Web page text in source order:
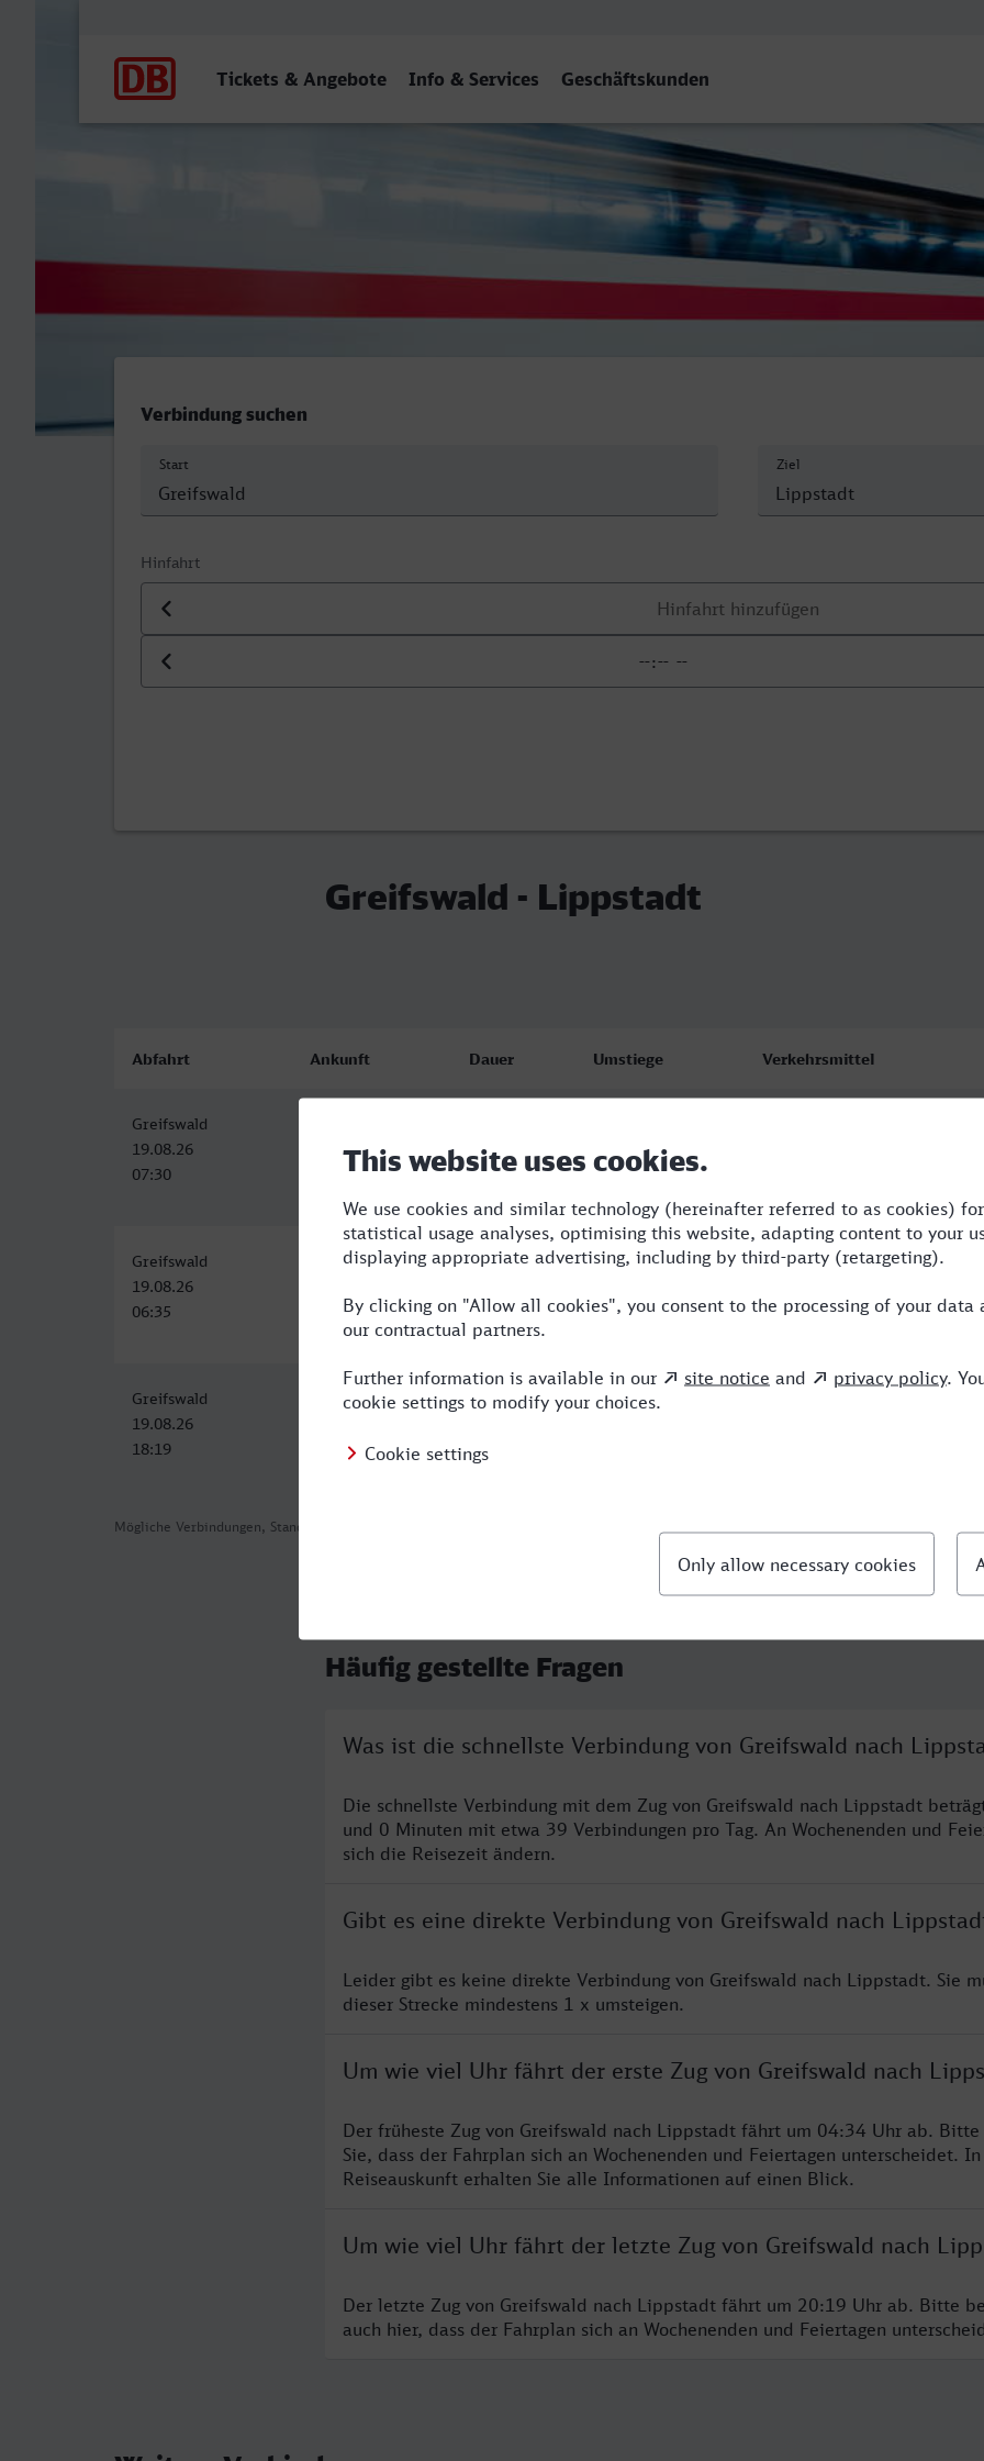
Tickets & Angebote Info & Services Geschäftskunden
Verbindung suchen
Start Ziel
Hinfahrt
Datum der Hinfahrt
Uhrzeit der Hinfahrt
Greifswald - Lippstadt
Mögliche Verbindungen, Stand: 2026-08-05 16:25
Abfahrt Ankunft Dauer Umstiege Verkehrsmittel
Greifswald
19.08.26
07:30
19.08.26
14:30
Greifswald
19.08.26
06:35
Lippstadt
14:14
7:39 3 RE,ERB,ICE
Greifswald
19.08.26
18:19
Lippstadt
05:14
10:55 4
Häufig gestellte Fragen
Was ist die schnellste Verbindung von Greifswald nach
Die schnellste Verbindung mit dem Zug von Greifswald nach Lippstadt
und 0 Minuten mit etwa 39 Verbindungen pro Tag. An Wochenenden und
sich die Reisezeit ändern.
Gibt es eine direkte Verbindung von Greifswald nach
Leider gibt es keine direkte Verbindung von Greifswald nach Lippstadt. Sie
dieser Strecke mindestens 1 x umsteigen.
Um wie viel Uhr fährt der erste Zug von Greifswald nach
Der früheste Zug von Greifswald nach Lippstadt fährt um 04:34 Uhr ab. Bitte
Sie, dass der Fahrplan sich an Wochenenden und Feiertagen unterscheidet.
Reiseauskunft erhalten Sie alle Informationen auf einen Blick.
Um wie viel Uhr fährt der letzte Zug von Greifswald nach
Der letzte Zug von Greifswald nach Lippstadt fährt um 20:19 Uhr ab. Bitte
auch hier, dass der Fahrplan sich an Wochenenden und Feiertagen